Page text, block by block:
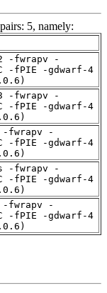
5, namely:
-fwrapv -
-fPIE -gdwarf-4
-fwrapv -
-fPIE -gdwarf-4
-fwrapv -
-fPIE -gdwarf-4
-fwrapv -
-fPIE -gdwarf-4
-fwrapv -
-fPIE -gdwarf-4